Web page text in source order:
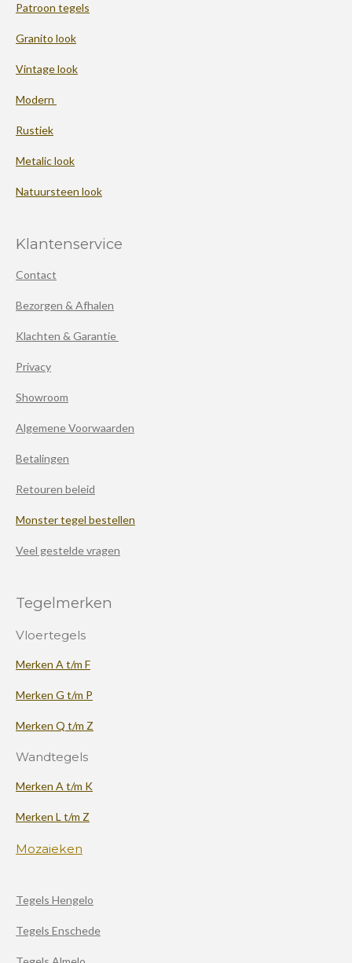
Patroon tegels
Granito look
Vintage look
Modern
Rustiek
Metalic look
Natuursteen look
Klantenservice
Contact
Bezorgen & Afhalen
Klachten & Garantie
Privacy
Showroom
Algemene Voorwaarden
Betalingen
Retouren beleid
Monster tegel bestellen
Veel gestelde vragen
Tegelmerken
Vloertegels
Merken A t/m F
Merken G t/m P
Merken Q t/m Z
Wandtegels
Merken A t/m K
Merken L t/m Z
Mozaieken
Tegels Hengelo
Tegels Enschede